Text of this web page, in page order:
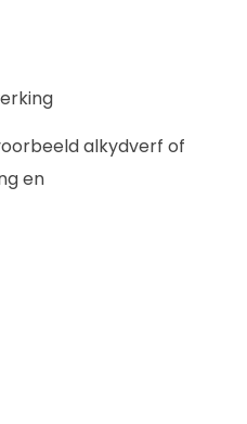
alkydverf of
en